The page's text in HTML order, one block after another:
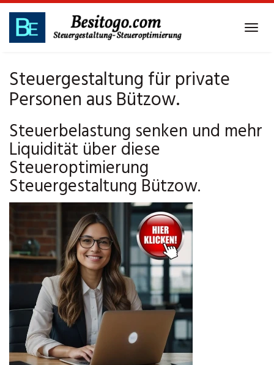
Skip
main
Steuergestaltung für private
Personen aus Bützow.
Steuerbelastung senken und mehr
Liquidität über diese
Steueroptimierung
Steuergestaltung Bützow.